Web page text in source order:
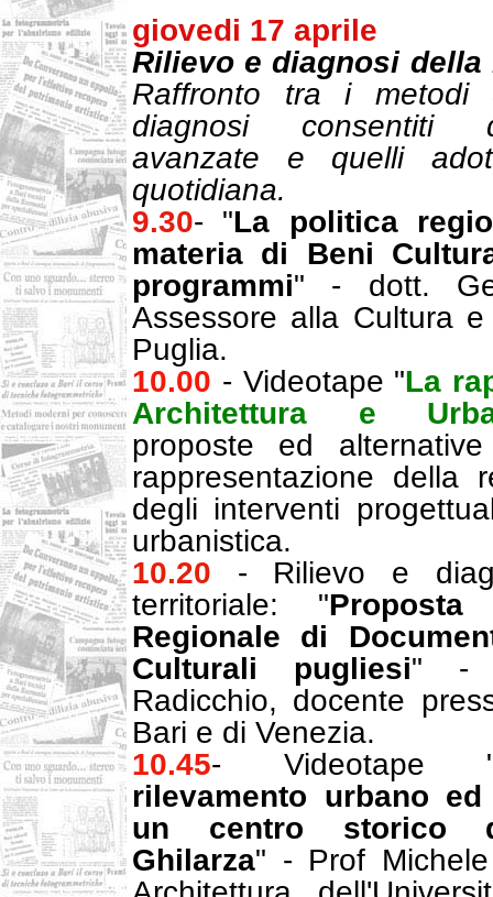
giovedi 17 aprile
Rilievo e diagnosi
Raffronto tra i
diagnosi consentiti
avanzate e quelli
quotidiana.
9.30- "La politica
materia di Beni
programmi" - dott.
Assessore alla Cultura
Puglia.
10.00 - Videotape "La
Architettura e
proposte ed
rappresentazione della
degli interventi
urbanistica.
10.20 - Rilievo e
territoriale: "
Regionale di
Culturali pugliesi" -
Radicchio, docente
Bari e di Venezia.
10.45- Videotape
rilevamento urbano
un centro storico
Ghilarza" - Prof